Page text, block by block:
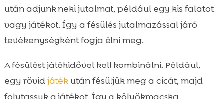
után adjunk neki jutalmat, például egy kis falatot
vagy játékot. Így a fésülés jutalmazással járó
tevékenységként fogja élni meg.
A fésülést játékidővel kell kombinálni. Például,
egy rövidjátékután fésüljük meg a cicát, majd
folytassuk a játékot. Így a kölyökmacska